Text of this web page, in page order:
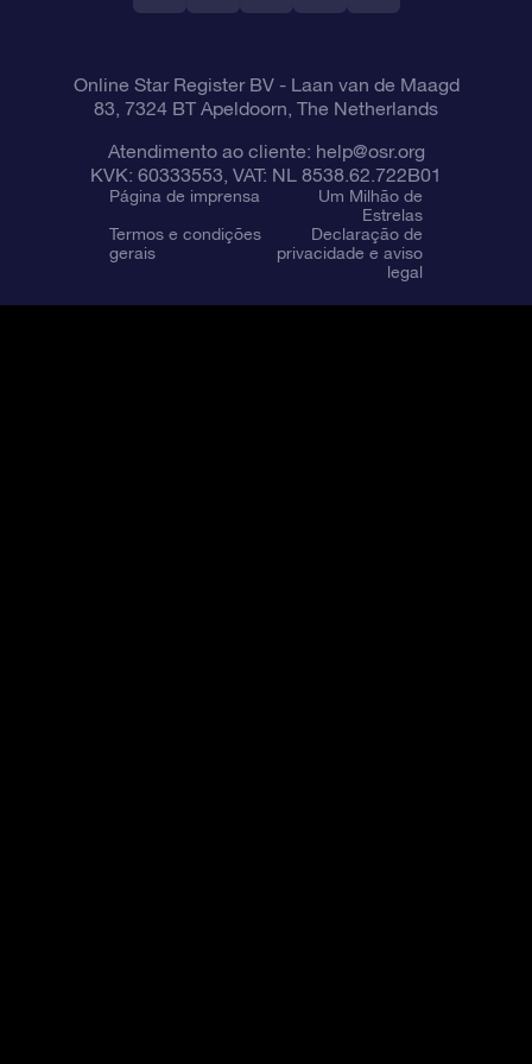
Online Star Register BV- Laan van de Maagd
83, 7324 BT Apeldoorn, The Netherlands
Atendimento ao cliente: help@osr.org
KVK: 60333553, VAT: NL 8538.62.722B01
Página de imprensa
Um Milhão de
Estrelas
Termos e condições
gerais
Declaração de
privacidade e aviso
legal